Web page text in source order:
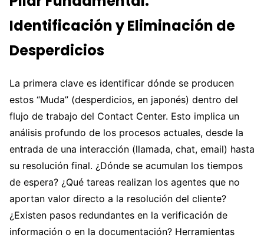
Identificación y Eliminación de
Desperdicios
La primera clave es identificar dónde se producen
estos “Muda” (desperdicios, en japonés) dentro del
flujo de trabajo del Contact Center. Esto implica un
análisis profundo de los procesos actuales, desde la
entrada de una interacción (llamada, chat, email) hasta
su resolución final. ¿Dónde se acumulan los tiempos
de espera? ¿Qué tareas realizan los agentes que no
aportan valor directo a la resolución del cliente?
¿Existen pasos redundantes en la verificación de
información o en la documentación? Herramientas